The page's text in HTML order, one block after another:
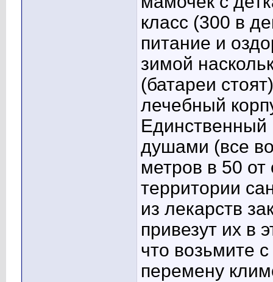
класс (300 в
питание и
зимой
(батареи
лечебный
Единственный
душами (все
метров в 50
территории
из лекарств
привезут их в
что возьмите
перемену